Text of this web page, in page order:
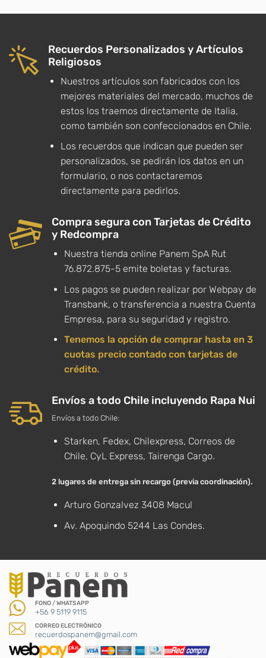
Recuerdos Personalizados y Artículos
Religiosos
Nuestros artículos son fabricados con los
mejores materiales del mercado, muchos de
estos los traemos directamente de Italia,
como también son confeccionados en Chile.
Los recuerdos que indican que pueden ser
personalizados, se pedirán los datos en un
formulario, o nos contactaremos
directamente para pedirlos.
Compra segura con Tarjetas de Crédito
y Redcompra
Nuestra tienda online Panem SpA Rut
76.872.875-5 emite boletas y facturas.
Los pagos se pueden realizar por Webpay de
Transbank, o transferencia a nuestra Cuenta
Empresa, para su seguridad y registro.
Tenemos la opción de comprar hasta en 3
cuotas precio contado con tarjetas de
crédito.
Envíos a todo Chile incluyendo Rapa Nui
Envíos a todo Chile:
Starken, Fedex, Chilexpress, Correos de
Chile, CyL Express, Tairenga Cargo.
2 lugares de entrega sin recargo (previa coordinación).
Arturo Gonzalvez 3408 Macul
Av. Apoquindo 5244 Las Condes.
FONO / WHATSAPP
+56 9 5119 9115
CORREO ELECTRÓNICO
recuerdospanem@gmail.com